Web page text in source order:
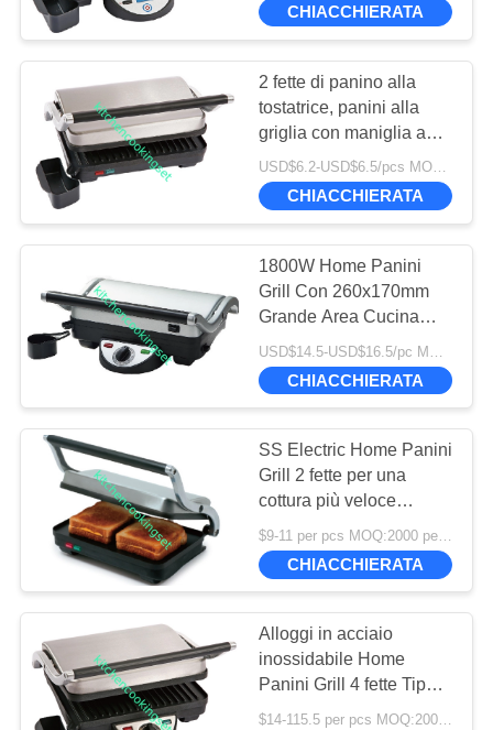
Rubinetto del
lavandino moderno
22
tagliere di bambù
Set di stoviglie in
bambù
CHIACCHIERATA
2 fette di panino alla
tostatrice, panini alla
griglia con maniglia a
tocco fresco.
USD$6.2-USD$6.5/pcs MOQ:1820pcs
CHIACCHIERATA
1800W Home Panini
Grill Con 260x170mm
Grande Area Cucina
Non Stick
CHIACCHIERATA
SS Electric Home Panini
Grill 2 fette per una
cottura più veloce
120V/1000W
230V/1000W Tipo
$9-11 per pcs MOQ:2000 pezzi
CHIACCHIERATA
Alloggi in acciaio
inossidabile Home
Panini Grill 4 fette Tipo
con vassoio a goccia
$14-115.5 per pcs MOQ:2000 pezzi